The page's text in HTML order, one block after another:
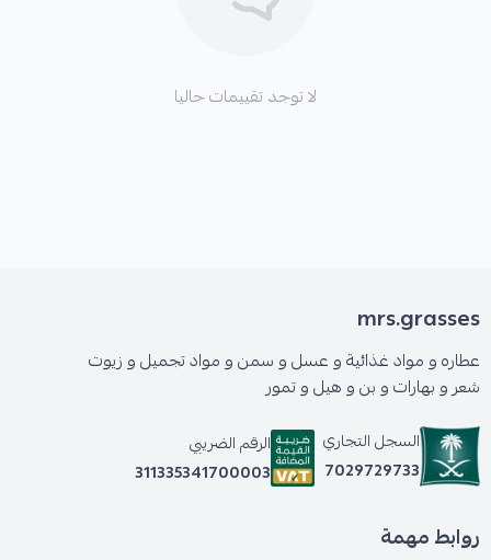
لا توجد تقييمات حاليا
mrs.grasses
عطاره و مواد غذائية و عسل و سمن و مواد تجميل و زيوت
شعر و بهارات و بن و هيل و تمور
السجل التجاري
7029729733
الرقم الضريبي
311335341700003
روابط مهمة